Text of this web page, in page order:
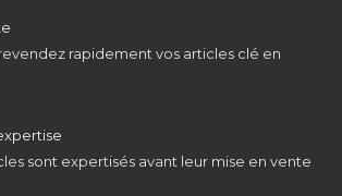
rapidement vos articles clé en
sont expertisés avant leur mise en vente